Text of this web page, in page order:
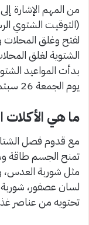
من المهم الإشارة
(التوقيت الشتوي
لفتح وغلق المحلات
الشتوية لغلق
بدأت المواعيد
يوم الجمعة 26 سبتمبر 2025.
ما هي
مع قدوم فصل
تمنح الجسم طاقة
مثل شوربة العدس،
لسان عصفور، شوربة
تحتويه من عناصر